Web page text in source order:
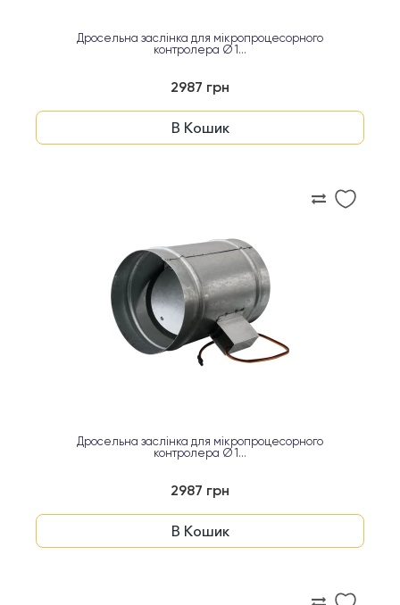
Дросельна заслінка для мікропроцесорного
контролера Ø 1...
2987 грн
В Кошик
Дросельна заслінка для мікропроцесорного
контролера Ø 1...
2987 грн
В Кошик